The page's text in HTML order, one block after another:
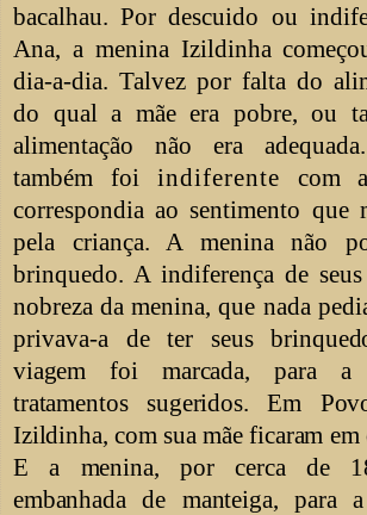
bacalhau. Por descuido ou
Ana, a menina Izildinha
dia-a-dia. Talvez por falta do
do qual a mãe era pobre, ou
alimentação não era
também foi indiferente com
correspondia ao sentimento que
pela criança. A menina não
brinquedo. A indiferença de
nobreza da menina, que nada
privava-a de ter seus
viagem foi marcada, para a
tratamentos sugeridos. Em
Izildinha, com sua mãe ficaram em
E a menina, por cerca de
embanhada de manteiga, para